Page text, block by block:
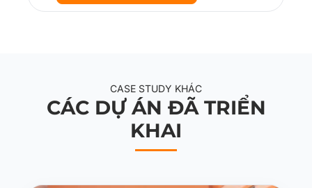
CASE STUDY KHÁC
CÁC DỰ ÁN ĐÃ TRIỂN
KHAI